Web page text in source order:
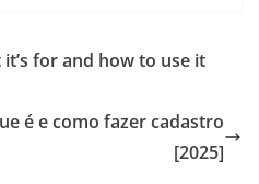
for and how to use it
é e como fazer cadastro
[2025]